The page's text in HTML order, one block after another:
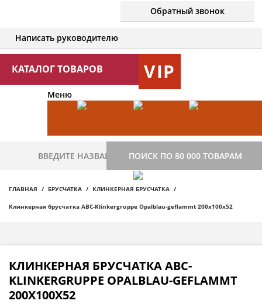
Обратный звонок
Написать руководителю
КАТАЛОГ ТОВАРОВ VIP
Меню
ПОИСК ПО 80 000 ТОВАРАМ
ГЛАВНАЯ БРУСЧАТКА КЛИНКЕРНАЯ БРУСЧАТКА
Клинкерная брусчатка ABC-Klinkergruppe Opalblau-geflammt 200х100х52
КЛИНКЕРНАЯ БРУСЧАТКА ABC-
KLINKERGRUPPE OPALBLAU-GEFLAMMT
200Х100Х52